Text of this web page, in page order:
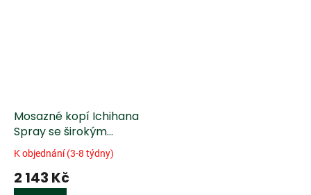
Mosazné kopí Ichihana
Spray se širokým
rozprašováním, pájená
hlavice
K objednání (3-8 týdny)
2 143 Kč